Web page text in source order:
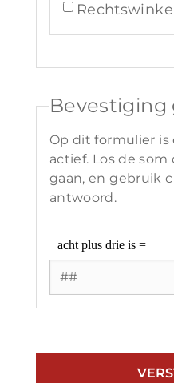
Bevestiging
Op dit formulier
actief. Los de
gaan, en gebruik
antwoord.